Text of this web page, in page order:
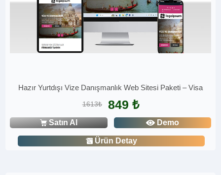
Hazır Yurtdışı Vize Danışmanlık Web Sitesi Paketi – Visa
1613₺ 849 ₺
Satın Al Demo
Ürün Detay